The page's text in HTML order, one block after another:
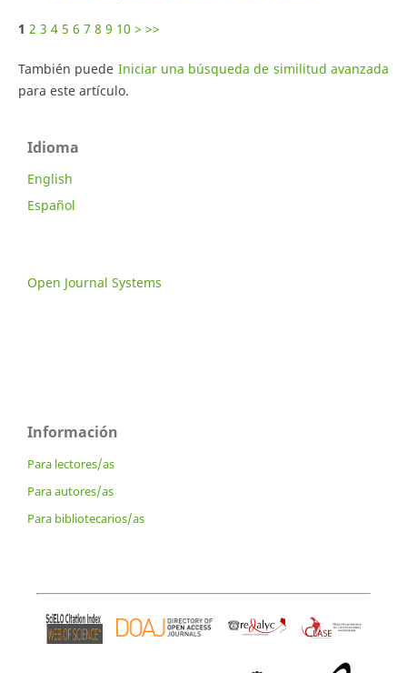
1 2 3 4 5 6 7 8 9 10 > >>
También puede Iniciar una búsqueda de similitud avanzada
para este artículo.
Idioma
English
Español
Open Journal Systems
Información
Para lectores/as
Para autores/as
Para bibliotecarios/as